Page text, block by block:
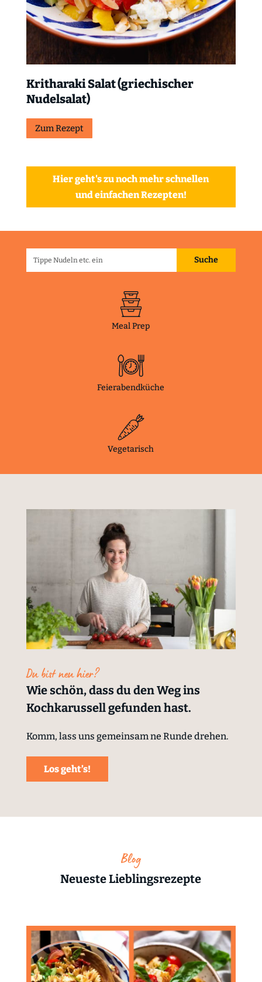
Kritharaki Salat (griechischer
Nudelsalat)
Zum Rezept
Hier geht's zu noch mehr schnellen
und einfachen Rezepten!
Meal Prep
Feierabendküche
Vegetarisch
Du bist neu hier?
Wie schön, dass du den Weg ins
Kochkarussell gefunden hast.
Komm, lass uns gemeinsam ne Runde drehen.
Los geht’s!
Blog
Neueste Lieblingsrezepte